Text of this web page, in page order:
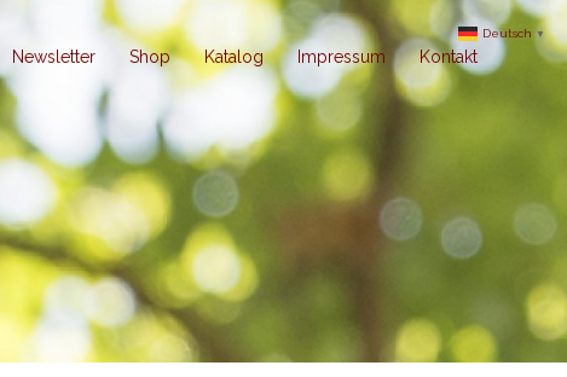
Newsletter Shop Katalog Impressum Kontakt
Deutsch ▼